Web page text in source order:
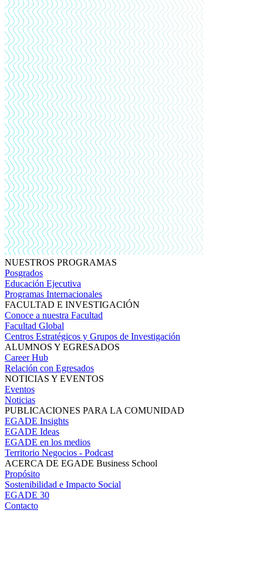
NUESTROS PROGRAMAS
Posgrados
Educación Ejecutiva
Programas Internacionales
FACULTAD E INVESTIGACIÓN
Conoce a nuestra Facultad
Facultad Global
Centros Estratégicos y Grupos de Investigación
ALUMNOS Y EGRESADOS
Career Hub
Relación con Egresados
NOTICIAS Y EVENTOS
Eventos
Noticias
PUBLICACIONES PARA LA COMUNIDAD
EGADE Insights
EGADE Ideas
EGADE en los medios
Territorio Negocios - Podcast
ACERCA DE EGADE Business School
Propósito
Sostenibilidad e Impacto Social
EGADE 30
Contacto